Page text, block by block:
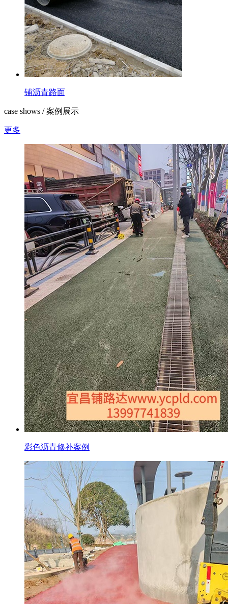
铺沥青路面
case shows / 案例展示
更多
彩色沥青修补案例